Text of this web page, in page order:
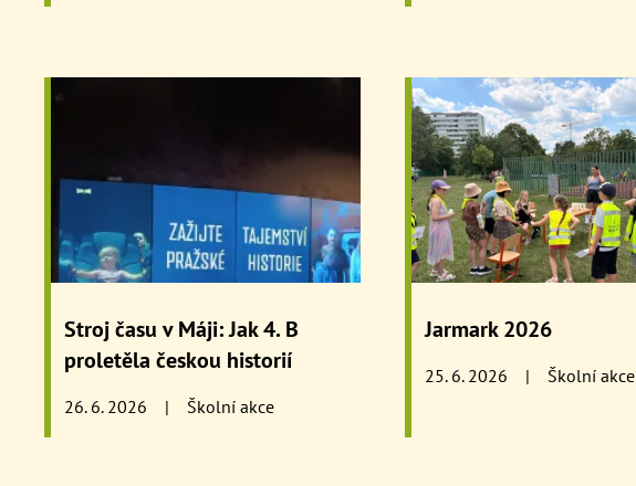
Stroj času v Máji: Jak 4. B
proletěla českou historií
26. 6. 2026 | Školní akce
Jarmark 2026
25. 6. 2026 | Školní akce